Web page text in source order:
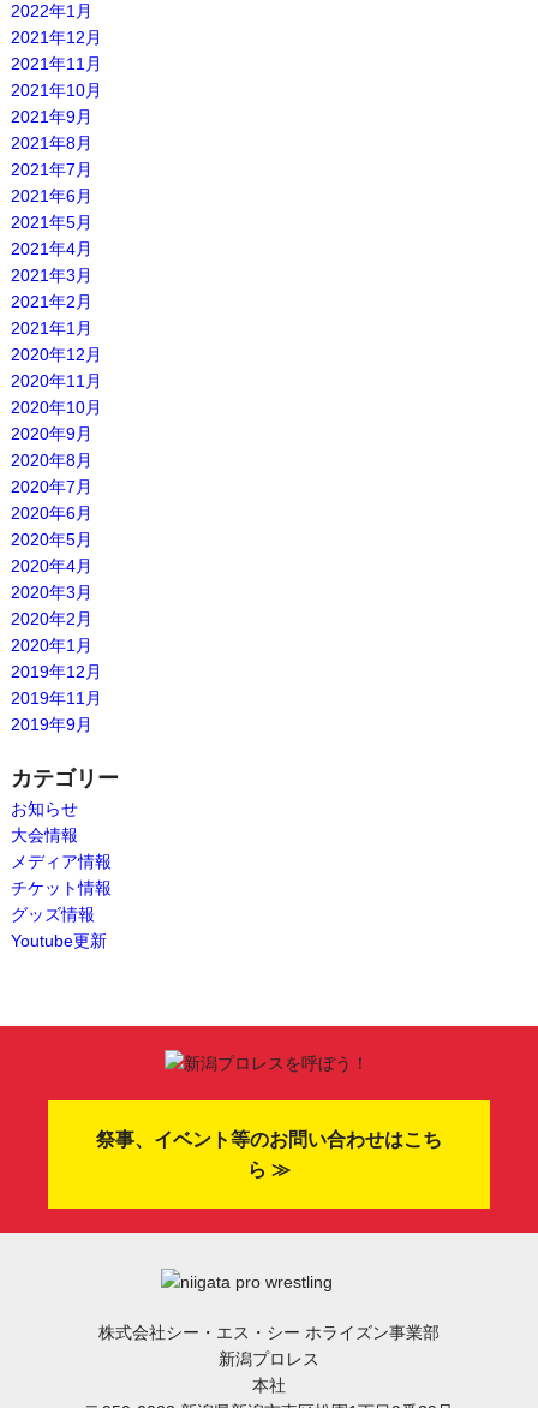
2022年1月
2021年12月
2021年11月
2021年10月
2021年9月
2021年8月
2021年7月
2021年6月
2021年5月
2021年4月
2021年3月
2021年2月
2021年1月
2020年12月
2020年11月
2020年10月
2020年9月
2020年8月
2020年7月
2020年6月
2020年5月
2020年4月
2020年3月
2020年2月
2020年1月
2019年12月
2019年11月
2019年9月
カテゴリー
お知らせ
大会情報
メディア情報
チケット情報
グッズ情報
Youtube更新
祭事、イベント等のお問い合わせはこち
ら ≫
株式会社シー・エス・シー ホライズン事業部
新潟プロレス
本社